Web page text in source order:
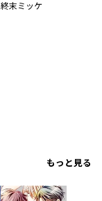
終末ミッケ
もっと見る